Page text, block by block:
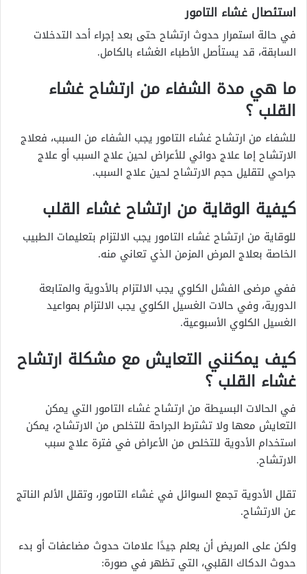
استئصال غشاء التامور
في حالة استمرار حدوث ارتشاح حتى بعد إجراء أحد التدخلات
السابقة، قد يستأصل الأطباء الغشاء بالكامل.
ما هي مدة الشفاء من ارتشاح غشاء
القلب ؟
للشفاء من ارتشاح غشاء التامور يجب الشفاء من السبب، فعلاج
الارتشاح إما علاج دوائي للأعراض لحين علاج السبب أو علاج
جراحي لتقليل حجم الارتشاح لحين علاج السبب.
كيفية الوقاية من ارتشاح غشاء القلب
للوقاية من ارتشاح غشاء التامور يجب الالتزام بتعليمات الطبيب
الخاصة بعلاج المرض المزمن الذي تعاني منه.
ففي مرضى الفشل الكلوي يجب الالتزام بالأدوية والمتابعة
الدورية، وفي حالات الغسيل الكلوي يجب الالتزام بمواعيد
الغسيل الكلوي الأسبوعية.
كيف يمكنني التعايش مع مشكلة ارتشاح
غشاء القلب ؟
في الحالات البسيطة من ارتشاح غشاء التامور التي يمكن
التعايش معها ولا تشترط الجراحة للتخلص من الارتشاح، يمكن
استخدام الأدوية للتخلص من الأعراض في فترة علاج سبب
الارتشاح.
تقلل الأدوية تجمع السوائل في غشاء التامور، وتقلل الألم الناتج
عن الارتشاح.
ولكن على المريض أن يعلم جيدًا علامات حدوث مضاعفات أو بدء
حدوث الدكاك القلبي، التي تظهر في صورة: